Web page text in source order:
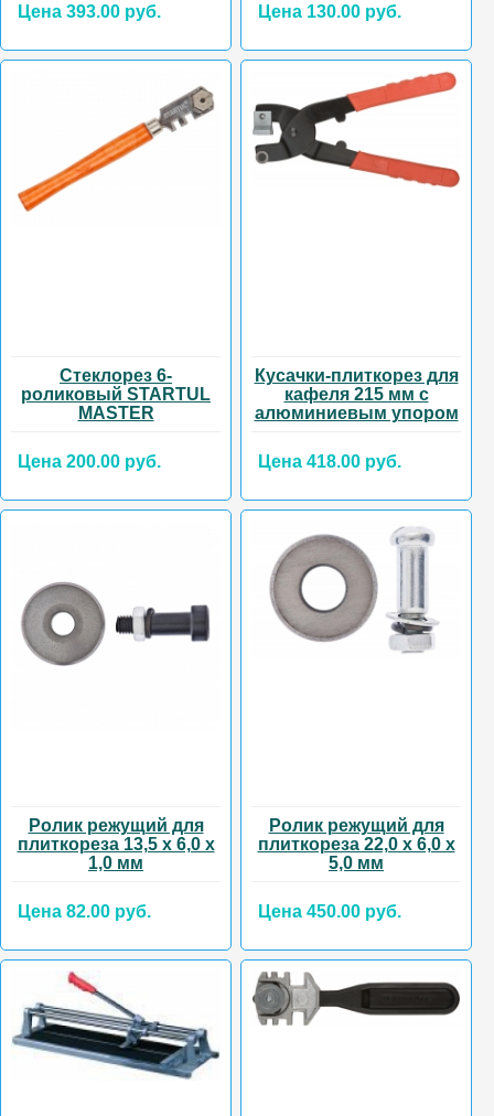
Цена 393.00 руб. Цена 130.00 руб.
Стеклорез 6-
роликовый STARTUL
MASTER
Цена 200.00 руб.
Кусачки-плиткорез для
кафеля 215 мм с
алюминиевым упором
Цена 418.00 руб.
Ролик режущий для
плиткореза 13,5 х 6,0 х
1,0 мм
Цена 82.00 руб.
Ролик режущий для
плиткореза 22,0 х 6,0 х
5,0 мм
Цена 450.00 руб.